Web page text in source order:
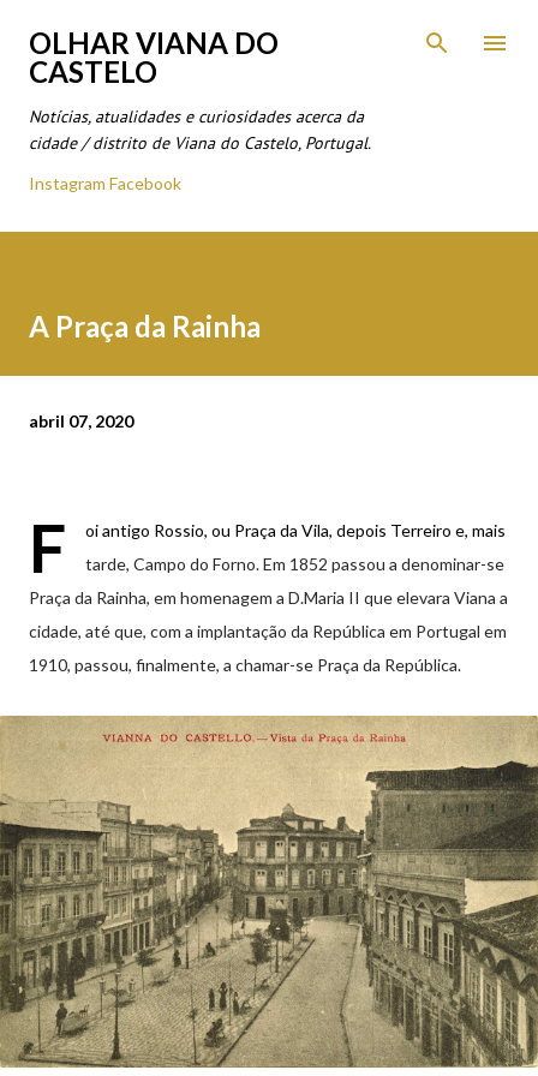
Avançar para o conteúdo principal
OLHAR VIANA DO
CASTELO
Notícias, atualidades e curiosidades acerca da
cidade / distrito de Viana do Castelo, Portugal.
Instagram Facebook
A Praça da Rainha
abril 07, 2020
F
oi antigo Rossio, ou Praça da Vila, depois Terreiro e, mais
tarde, Campo do Forno. Em 1852 passou a denominar-se
Praça da Rainha, em homenagem a D.Maria II que elevara Viana a
cidade, até que, com a implantação da República em Portugal em
1910, passou, finalmente, a chamar-se Praça da República.